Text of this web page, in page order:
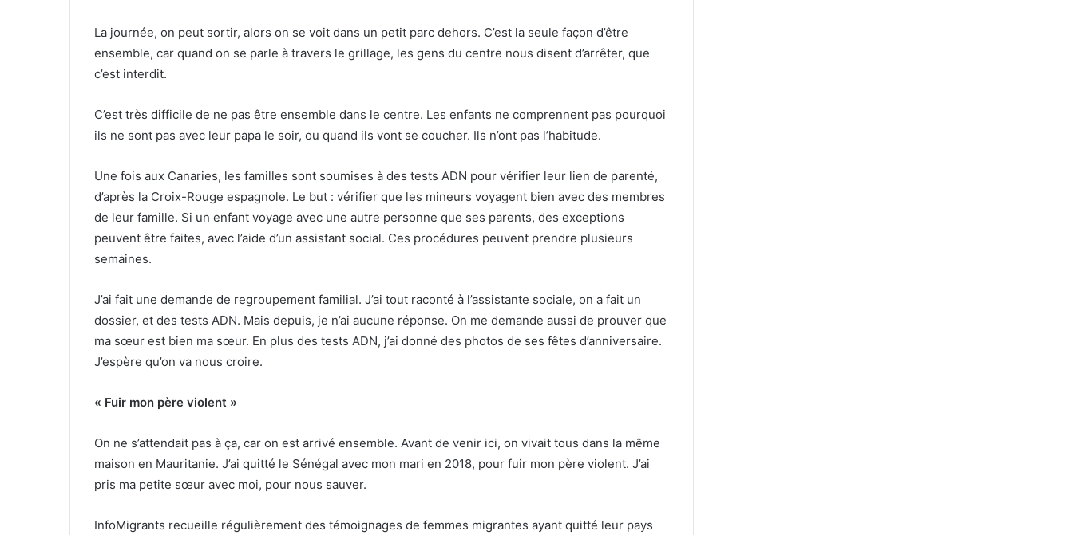
La journée, on peut sortir, alors on se voit dans un petit parc dehors. C’est la seule façon d’être
ensemble, car quand on se parle à travers le grillage, les gens du centre nous disent d’arrêter, que
c’est interdit.
C’est très difficile de ne pas être ensemble dans le centre. Les enfants ne comprennent pas pourquoi
ils ne sont pas avec leur papa le soir, ou quand ils vont se coucher. Ils n’ont pas l’habitude.
Une fois aux Canaries, les familles sont soumises à des tests ADN pour vérifier leur lien de parenté,
d’après la Croix-Rouge espagnole. Le but : vérifier que les mineurs voyagent bien avec des membres
de leur famille. Si un enfant voyage avec une autre personne que ses parents, des exceptions
peuvent être faites, avec l’aide d’un assistant social. Ces procédures peuvent prendre plusieurs
semaines.
J’ai fait une demande de regroupement familial. J’ai tout raconté à l’assistante sociale, on a fait un
dossier, et des tests ADN. Mais depuis, je n’ai aucune réponse. On me demande aussi de prouver que
ma sœur est bien ma sœur. En plus des tests ADN, j’ai donné des photos de ses fêtes d’anniversaire.
J’espère qu’on va nous croire.
« Fuir mon père violent »
On ne s’attendait pas à ça, car on est arrivé ensemble. Avant de venir ici, on vivait tous dans la même
maison en Mauritanie. J’ai quitté le Sénégal avec mon mari en 2018, pour fuir mon père violent. J’ai
pris ma petite sœur avec moi, pour nous sauver.
InfoMigrants recueille régulièrement des témoignages de femmes migrantes ayant quitté leur pays